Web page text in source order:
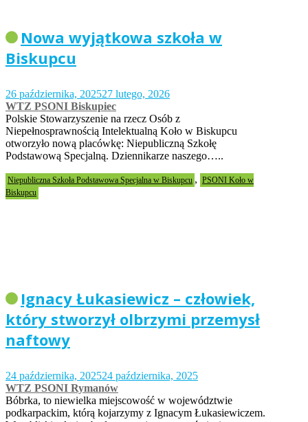
Nowa wyjątkowa szkoła w
Biskupcu
26 października, 202527 lutego, 2026
WTZ PSONI Biskupiec
Polskie Stowarzyszenie na rzecz Osób z
Niepełnosprawnością Intelektualną Koło w Biskupcu
otworzyło nową placówkę: Niepubliczną Szkołę
Podstawową Specjalną. Dziennikarze naszego…..
Niepubliczna Szkoła Podstawowa Specjalna w Biskupcu , PSONI Koło w
Biskupcu
Ignacy Łukasiewicz – człowiek,
który stworzył olbrzymi przemysł
naftowy
24 października, 202524 października, 2025
WTZ PSONI Rymanów
Bóbrka, to niewielka miejscowość w województwie
podkarpackim, którą kojarzymy z Ignacym Łukasiewiczem.